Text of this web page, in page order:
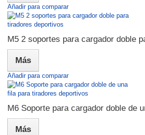
Añadir para comparar
M5 2 soportes para cargador doble
Más
Añadir para comparar
M6 Soporte para cargador doble de
Más